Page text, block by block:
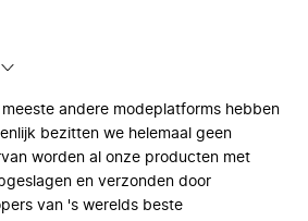
andere modeplatforms hebben
bezitten we helemaal geen
worden al onze producten met
en verzonden door
van 's werelds beste